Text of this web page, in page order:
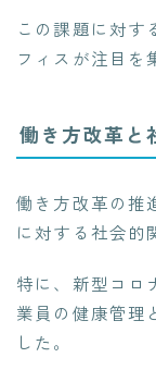
この課題に対す
フィスが注目を
働き方改革と
働き方改革の推
に対する社会的
特に、新型コロ
業員の健康管理
した。